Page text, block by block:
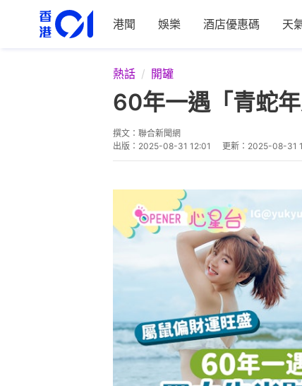
港聞 娛樂 酒店優惠碼 天
熱話 開罐
60年一遇「青蛇
撰文： 聯合新聞網
出版： 2025-08-31 12:01 更新： 2025-08-31